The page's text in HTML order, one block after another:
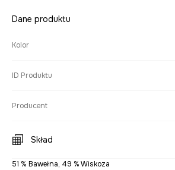
Dane produktu
Kolor
ID Produktu
Producent
Skład
51 % Bawełna, 49 % Wiskoza